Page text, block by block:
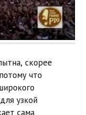
скорее
что
узкой
сама